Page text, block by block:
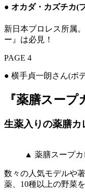
● オカダ・カズチカ(
新日本プロレス所属
ー』は必見！
PAGE 4
● 横手貞一朗さん(ボ
『薬膳スープ
生薬入りの薬膳カ
▲ 薬膳スープカ
数々の人気モデルや
薬、10種以上の野菜